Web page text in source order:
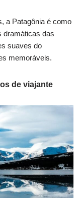
a Patagônia é como
dramáticas das
suaves do
memoráveis.
de viajante